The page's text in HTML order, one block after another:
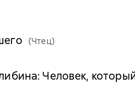
(Чтец)
Человек,